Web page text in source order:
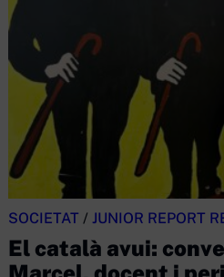
SOCIETAT / JUNIOR REPORT
El català avui: